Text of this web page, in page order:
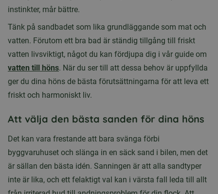
instinkter, mår bättre.
Tänk på sandbadet som lika grundläggande som mat och
vatten. Förutom ett bra bad är ständig tillgång till friskt
vatten livsviktigt, något du kan fördjupa dig i vår guide om
vatten till höns. När du ser till att dessa behov är uppfyllda
ger du dina höns de bästa förutsättningarna för att leva ett
friskt och harmoniskt liv.
Att välja den bästa sanden för dina höns
Det kan vara frestande att bara svänga förbi
byggvaruhuset och slänga in en säck sand i bilen, men det
är sällan den bästa idén. Sanningen är att alla sandtyper
inte är lika, och ett felaktigt val kan i värsta fall leda till allt